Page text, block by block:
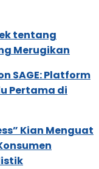
tentang
Merugikan
SAGE: Platform
Pertama di
Kian Menguat